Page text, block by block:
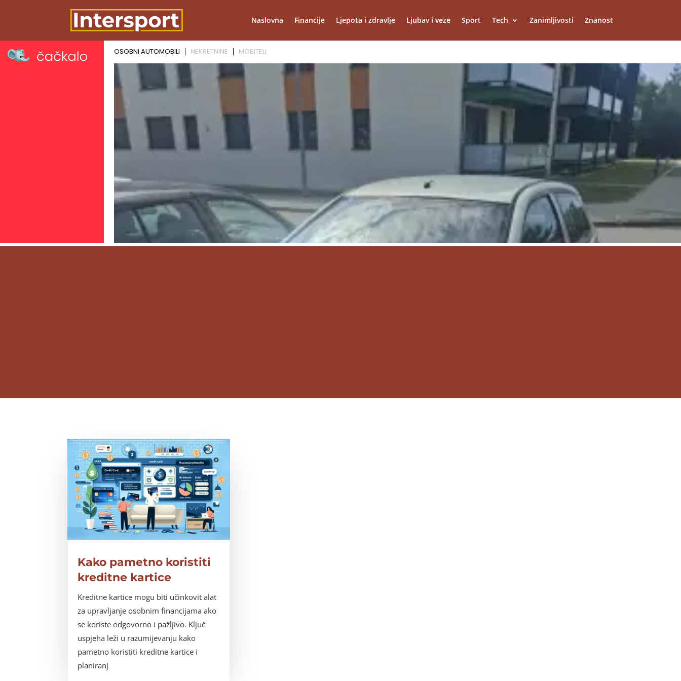
Naslovna Financije Ljepota i zdravlje Ljubav i veze Sport Tech Zanimljivosti Znanost
Kako pametno koristiti
kreditne kartice
Kreditne kartice mogu biti učinkovit alat
za upravljanje osobnim financijama ako
se koriste odgovorno i pažljivo. Ključ
uspjeha leži u razumijevanju kako
pametno koristiti kreditne kartice i
planiranj